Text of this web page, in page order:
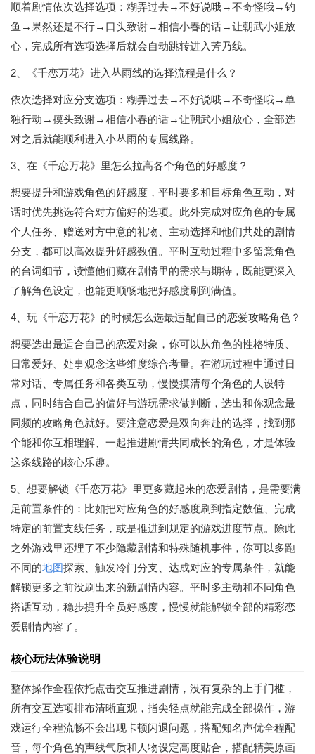
顺着剧情依次选择选项：糊弄过去→不好说哦→不奇怪哦→钓
鱼→果然还是不行→口头致谢→相信小春的话→让朝武小姐放
心，完成所有选项选择后就会自动跳转进入芳乃线。
2、《千恋万花》进入丛雨线的选择流程是什么？
依次选择对应分支选项：糊弄过去→不好说哦→不奇怪哦→单
独行动→摸头致谢→相信小春的话→让朝武小姐放心，全部选
对之后就能顺利进入小丛雨的专属线路。
3、在《千恋万花》里怎么拉高各个角色的好感度？
想要提升和游戏角色的好感度，平时要多和目标角色互动，对
话时优先挑选符合对方偏好的选项。此外完成对应角色的专属
个人任务、赠送对方中意的礼物、主动选择和他们共处的剧情
分支，都可以高效提升好感数值。平时互动过程中多留意角色
的台词细节，读懂他们藏在剧情里的需求与期待，既能更深入
了解角色设定，也能更顺畅地把好感度刷到满值。
4、玩《千恋万花》的时候怎么选最适配自己的恋爱攻略角色？
想要选出最适合自己的恋爱对象，你可以从角色的性格特质、
日常爱好、处事观念这些维度综合考量。在游玩过程中通过日
常对话、专属任务和各类互动，慢慢摸清每个角色的人设特
点，同时结合自己的偏好与游玩需求做判断，选出和你观念最
同频的攻略角色就好。要注意恋爱是双向奔赴的选择，找到那
个能和你互相理解、一起推进剧情共同成长的角色，才是体验
这条线路的核心乐趣。
5、想要解锁《千恋万花》里更多藏起来的恋爱剧情，是需要满
足前置条件的：比如把对应角色的好感度刷到指定数值、完成
特定的前置支线任务，或是推进到规定的游戏进度节点。除此
之外游戏里还埋了不少隐藏剧情和特殊随机事件，你可以多跑
不同的地图探索、触发冷门分支、达成对应的专属条件，就能
解锁更多之前没刷出来的新剧情内容。平时多主动和不同角色
搭话互动，稳步提升全员好感度，慢慢就能解锁全部的精彩恋
爱剧情内容了。
核心玩法体验说明
整体操作全程依托点击交互推进剧情，没有复杂的上手门槛，
所有交互选项排布清晰直观，指尖轻点就能完成全部操作，游
戏运行全程流畅不会出现卡顿闪退问题，搭配知名声优全程配
音，每个角色的声线气质和人物设定高度贴合，搭配精美原画